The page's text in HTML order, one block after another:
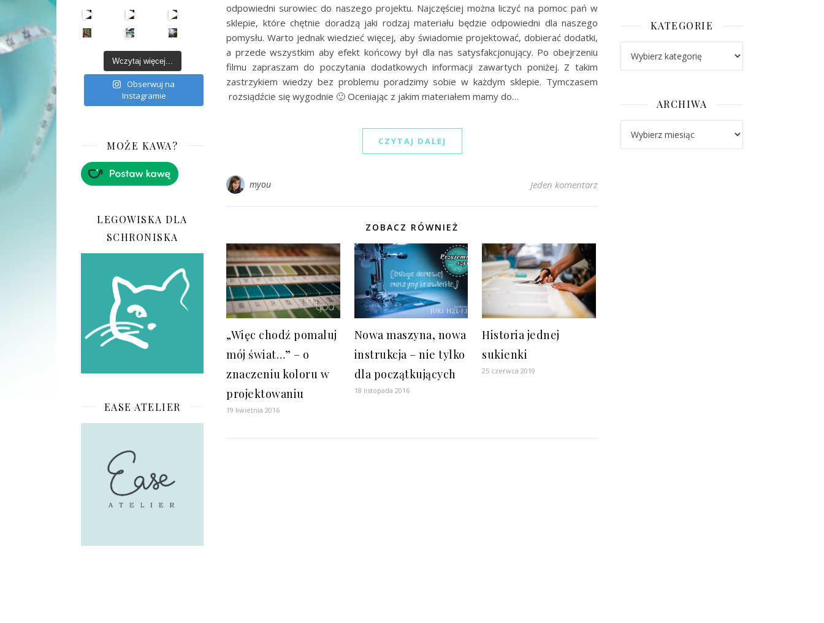
Wczytaj więcej...
Obserwuj na
Instagramie
MOŻE KAWA?
LEGOWISKA DLA
SCHRONISKA
EASE ATELIER
odpowiedni surowiec do naszego projektu. Najczęściej można liczyć na pomoc pań w
sklepie, które chętnie doradzą jaki rodzaj materiału będzie odpowiedni dla naszego
pomysłu. Warto jednak wiedzieć więcej, aby świadomie projektować, dobierać dodatki,
a przede wszystkim aby efekt końcowy był dla nas satysfakcjonujący. Po obejrzeniu
filmu zapraszam do poczytania dodatkowych informacji zawartych poniżej. Z takim
zastrzykiem wiedzy bez problemu poradzimy sobie w każdym sklepie. Tymczasem
rozsiądźcie się wygodnie 🙂 Oceniając z jakim materiałem mamy do…
CZYTAJ DALEJ
myou Jeden komentarz
ZOBACZ RÓWNIEŻ
„Więc chodź pomaluj
mój świat…” – o
znaczeniu koloru w
projektowaniu
19 kwietnia 2016
Nowa maszyna, nowa
instrukcja – nie tylko
dla początkujących
18 listopada 2016
Historia jednej
sukienki
25 czerwca 2019
KATEGORIE
ARCHIWA